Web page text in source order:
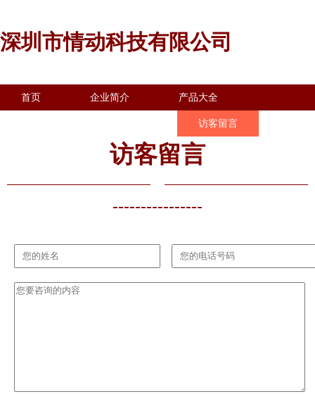
深圳市情动科技有限公司
首页 企业简介 产品大全
访客留言
访客留言
----------------